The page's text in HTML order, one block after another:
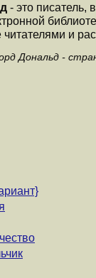
- это писатель,
и
Дональд -